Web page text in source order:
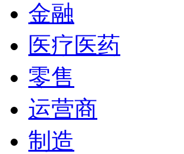
金融
医疗医药
零售
运营商
制造